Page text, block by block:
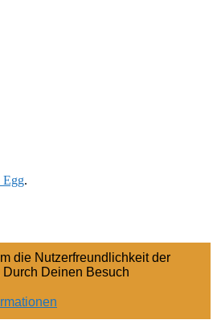
Egg.
die Nutzerfreundlichkeit der
Deinen Besuch